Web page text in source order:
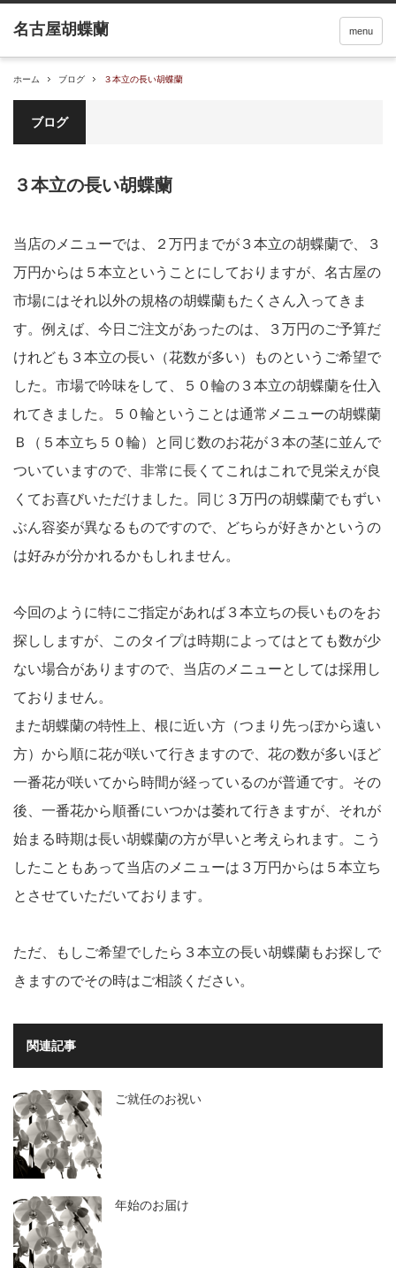
menu
ホーム ブログ ３本立の長い胡蝶蘭
ブログ
３本立の長い胡蝶蘭
当店のメニューでは、２万円までが３本立の胡蝶蘭で、３
万円からは５本立ということにしておりますが、名古屋の
市場にはそれ以外の規格の胡蝶蘭もたくさん入ってきま
す。例えば、今日ご注文があったのは、３万円のご予算だ
けれども３本立の長い（花数が多い）ものというご希望で
した。市場で吟味をして、５０輪の３本立の胡蝶蘭を仕入
れてきました。５０輪ということは通常メニューの胡蝶蘭
Ｂ（５本立ち５０輪）と同じ数のお花が３本の茎に並んで
ついていますので、非常に長くてこれはこれで見栄えが良
くてお喜びいただけました。同じ３万円の胡蝶蘭でもずい
ぶん容姿が異なるものですので、どちらが好きかというの
は好みが分かれるかもしれません。
今回のように特にご指定があれば３本立ちの長いものをお
探ししますが、このタイプは時期によってはとても数が少
ない場合がありますので、当店のメニューとしては採用し
ておりません。
また胡蝶蘭の特性上、根に近い方（つまり先っぽから遠い
方）から順に花が咲いて行きますので、花の数が多いほど
一番花が咲いてから時間が経っているのが普通です。その
後、一番花から順番にいつかは萎れて行きますが、それが
始まる時期は長い胡蝶蘭の方が早いと考えられます。こう
したこともあって当店のメニューは３万円からは５本立ち
とさせていただいております。
ただ、もしご希望でしたら３本立の長い胡蝶蘭もお探しで
きますのでその時はご相談ください。
関連記事
ご就任のお祝い
年始のお届け